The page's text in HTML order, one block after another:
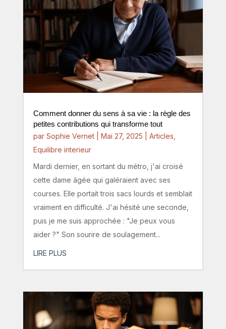
Comment donner du sens à sa vie : la règle des
petites contributions qui transforme tout
par Sophie Vernet| Mai 27, 2025 Articles
Equilibre interieur
Mardi dernier, en sortant du métro, j'ai croisé
cette dame âgée qui galéraient avec ses
courses. Elle portait trois sacs lourds et semblait
vraiment en difficulté. J'ai hésité une seconde,
puis je me suis approchée : "Je peux vous
aider ?" Son sourire de soulagement...
LIRE PLUS